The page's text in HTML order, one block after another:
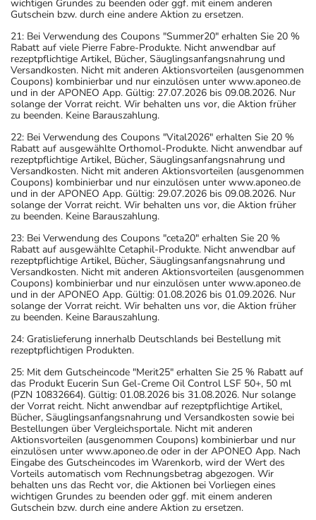
wichtigen Grundes zu beenden oder ggf. mit einem anderen
Gutschein bzw. durch eine andere Aktion zu ersetzen.
21: Bei Verwendung des Coupons "Summer20" erhalten Sie 20 %
Rabatt auf viele Pierre Fabre-Produkte. Nicht anwendbar auf
rezeptpflichtige Artikel, Bücher, Säuglingsanfangsnahrung und
Versandkosten. Nicht mit anderen Aktionsvorteilen (ausgenommen
Coupons) kombinierbar und nur einzulösen unter www.aponeo.de
und in der APONEO App. Gültig: 27.07.2026 bis 09.08.2026. Nur
solange der Vorrat reicht. Wir behalten uns vor, die Aktion früher
zu beenden. Keine Barauszahlung.
22: Bei Verwendung des Coupons "Vital2026" erhalten Sie 20 %
Rabatt auf ausgewählte Orthomol-Produkte. Nicht anwendbar auf
rezeptpflichtige Artikel, Bücher, Säuglingsanfangsnahrung und
Versandkosten. Nicht mit anderen Aktionsvorteilen (ausgenommen
Coupons) kombinierbar und nur einzulösen unter www.aponeo.de
und in der APONEO App. Gültig: 29.07.2026 bis 09.08.2026. Nur
solange der Vorrat reicht. Wir behalten uns vor, die Aktion früher
zu beenden. Keine Barauszahlung.
23: Bei Verwendung des Coupons "ceta20" erhalten Sie 20 %
Rabatt auf ausgewählte Cetaphil-Produkte. Nicht anwendbar auf
rezeptpflichtige Artikel, Bücher, Säuglingsanfangsnahrung und
Versandkosten. Nicht mit anderen Aktionsvorteilen (ausgenommen
Coupons) kombinierbar und nur einzulösen unter www.aponeo.de
und in der APONEO App. Gültig: 01.08.2026 bis 01.09.2026. Nur
solange der Vorrat reicht. Wir behalten uns vor, die Aktion früher
zu beenden. Keine Barauszahlung.
24: Gratislieferung innerhalb Deutschlands bei Bestellung mit
rezeptpflichtigen Produkten.
25: Mit dem Gutscheincode "Merit25" erhalten Sie 25 % Rabatt auf
das Produkt Eucerin Sun Gel-Creme Oil Control LSF 50+, 50 ml
(PZN 10832664). Gültig: 01.08.2026 bis 31.08.2026. Nur solange
der Vorrat reicht. Nicht anwendbar auf rezeptpflichtige Artikel,
Bücher, Säuglingsanfangsnahrung und Versandkosten sowie bei
Bestellungen über Vergleichsportale. Nicht mit anderen
Aktionsvorteilen (ausgenommen Coupons) kombinierbar und nur
einzulösen unter www.aponeo.de oder in der APONEO App. Nach
Eingabe des Gutscheincodes im Warenkorb, wird der Wert des
Vorteils automatisch vom Rechnungsbetrag abgezogen. Wir
behalten uns das Recht vor, die Aktionen bei Vorliegen eines
wichtigen Grundes zu beenden oder ggf. mit einem anderen
Gutschein bzw. durch eine andere Aktion zu ersetzen.